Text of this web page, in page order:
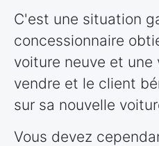
C'est une situation
concessionnaire
voiture neuve et
vendre et le client
sur sa nouvelle
Vous devez